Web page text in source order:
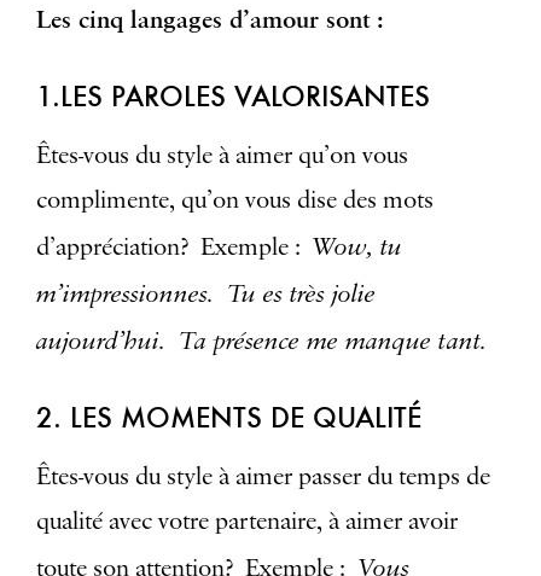
Les cinq langages d’amour sont :
1.LES PAROLES VALORISANTES
Êtes-vous du style à aimer qu’on vous
complimente, qu’on vous dise des mots
d’appréciation? Exemple : Wow, tu
m’impressionnes. Tu es très jolie
aujourd’hui. Ta présence me manque tant.
2. LES MOMENTS DE QUALITÉ
Êtes-vous du style à aimer passer du temps de
qualité avec votre partenaire, à aimer avoir
toute son attention? Exemple : Vous